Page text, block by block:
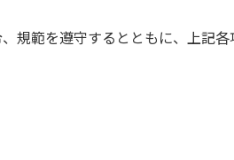
規範を遵守するとともに、上記